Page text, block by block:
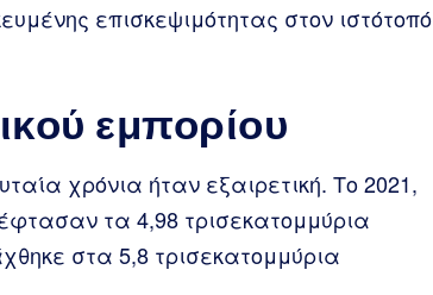
επισκεψιμότητας στον ιστότοπό
εμπορίου
χρόνια ήταν εξαιρετική. Το 2021,
τα 4,98 τρισεκατομμύρια
στα 5,8 τρισεκατομμύρια